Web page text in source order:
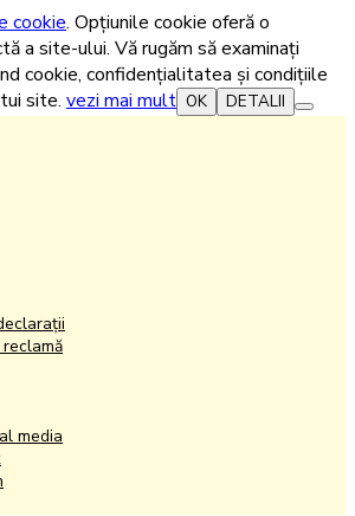
cookie. Opțiunile cookie oferă o
a site-ului. Vă rugăm să examinați
cookie, confidențialitatea și condițiile
site. vezi mai mult OK DETALII
media